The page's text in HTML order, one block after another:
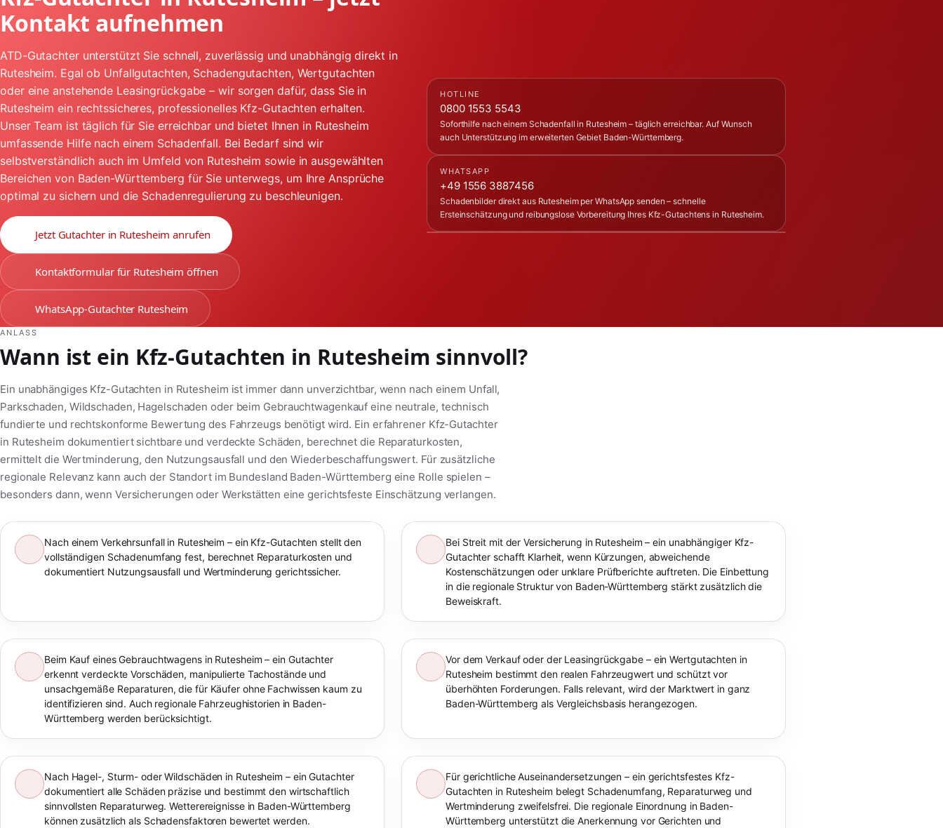
Kontakt aufnehmen
ATD-Gutachter unterstützt Sie schnell, zuverlässig und unabhängig direkt in
Rutesheim. Egal ob Unfallgutachten, Schadengutachten, Wertgutachten
oder eine anstehende Leasingrückgabe – wir sorgen dafür, dass Sie in
Rutesheim ein rechtssicheres, professionelles Kfz-Gutachten erhalten.
Unser Team ist täglich für Sie erreichbar und bietet Ihnen in Rutesheim
umfassende Hilfe nach einem Schadenfall. Bei Bedarf sind wir
selbstverständlich auch im Umfeld von Rutesheim sowie in ausgewählten
Bereichen von Baden-Württemberg für Sie unterwegs, um Ihre Ansprüche
optimal zu sichern und die Schadenregulierung zu beschleunigen.
Jetzt Gutachter in Rutesheim anrufen
Kontaktformular für Rutesheim öffnen
WhatsApp-Gutachter Rutesheim
HOTLINE
0800 1553 5543
Soforthilfe nach einem Schadenfall in Rutesheim – täglich erreichbar. Auf Wunsch
auch Unterstützung im erweiterten Gebiet Baden-Württemberg.
WHATSAPP
+49 1556 3887456
Schadenbilder direkt aus Rutesheim per WhatsApp senden – schnelle
Ersteinschätzung und reibungslose Vorbereitung Ihres Kfz-Gutachtens in Rutesheim.
ANLASS
Wann ist ein Kfz-Gutachten in Rutesheim sinnvoll?
Ein unabhängiges Kfz-Gutachten in Rutesheim ist immer dann unverzichtbar, wenn nach einem Unfall,
Parkschaden, Wildschaden, Hagelschaden oder beim Gebrauchtwagenkauf eine neutrale, technisch
fundierte und rechtskonforme Bewertung des Fahrzeugs benötigt wird. Ein erfahrener Kfz-Gutachter
in Rutesheim dokumentiert sichtbare und verdeckte Schäden, berechnet die Reparaturkosten,
ermittelt die Wertminderung, den Nutzungsausfall und den Wiederbeschaffungswert. Für zusätzliche
regionale Relevanz kann auch der Standort im Bundesland Baden-Württemberg eine Rolle spielen –
besonders dann, wenn Versicherungen oder Werkstätten eine gerichtsfeste Einschätzung verlangen.
Nach einem Verkehrsunfall in Rutesheim – ein Kfz-Gutachten stellt den
vollständigen Schadenumfang fest, berechnet Reparaturkosten und
dokumentiert Nutzungsausfall und Wertminderung gerichtssicher.
Bei Streit mit der Versicherung in Rutesheim – ein unabhängiger Kfz-
Gutachter schafft Klarheit, wenn Kürzungen, abweichende
Kostenschätzungen oder unklare Prüfberichte auftreten. Die Einbettung
in die regionale Struktur von Baden-Württemberg stärkt zusätzlich die
Beweiskraft.
Beim Kauf eines Gebrauchtwagens in Rutesheim – ein Gutachter
erkennt verdeckte Vorschäden, manipulierte Tachostände und
unsachgemäße Reparaturen, die für Käufer ohne Fachwissen kaum zu
identifizieren sind. Auch regionale Fahrzeughistorien in Baden-
Württemberg werden berücksichtigt.
Vor dem Verkauf oder der Leasingrückgabe – ein Wertgutachten in
Rutesheim bestimmt den realen Fahrzeugwert und schützt vor
überhöhten Forderungen. Falls relevant, wird der Marktwert in ganz
Baden-Württemberg als Vergleichsbasis herangezogen.
Nach Hagel-, Sturm- oder Wildschäden in Rutesheim – ein Gutachter
dokumentiert alle Schäden präzise und bestimmt den wirtschaftlich
sinnvollsten Reparaturweg. Wetterereignisse in Baden-Württemberg
können zusätzlich als Schadensfaktoren bewertet werden.
Für gerichtliche Auseinandersetzungen – ein gerichtsfestes Kfz-
Gutachten in Rutesheim belegt Schadenumfang, Reparaturweg und
Wertminderung zweifelsfrei. Die regionale Einordnung in Baden-
Württemberg unterstützt die Anerkennung vor Gerichten und